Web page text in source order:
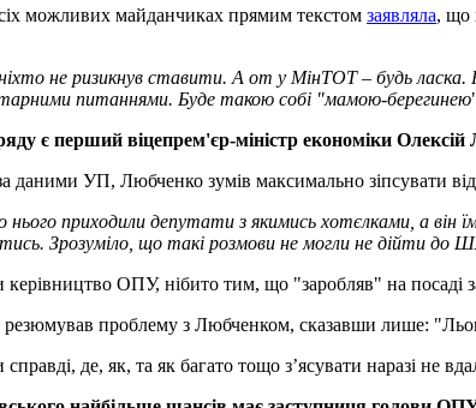
можливих майданчиках прямим текстом заявляла, що
не ризикнув ставити. А от у МінТОТ – будь ласка.
питаннями. Буде такою собі "мамою-берегинею
є перший віцепрем'єр-міністр економіки
даними УП, Любченко зумів максимально зіпсувати
приходили депутати з якимись хотєлками, а він
Зрозуміло, що такі розмови не могли не дійти до
керівництво ОПУ, нібито тим, що "заробляв" на посаді
резюмував проблему з Любченком, сказавши лише:
де, як, та як багато тощо з’ясувати наразі не